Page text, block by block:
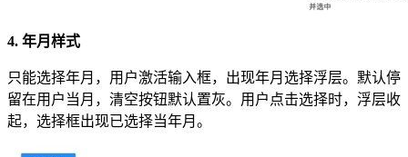
4. 年月样式
只能选择年月，用户激活输入框，出现年月选择浮层。默认停
留在用户当月，清空按钮默认置灰。用户点击选择时，浮层收
起，选择框出现已选择当年月。